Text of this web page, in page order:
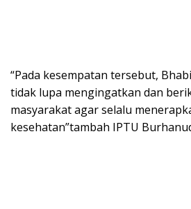
“Pada kesempatan tersebut,
tidak lupa mengingatkan dan
masyarakat agar selalu
kesehatan”tambah IPTU